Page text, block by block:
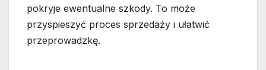
pokryje ewentualne szkody. To może
przyspieszyć proces sprzedaży i ułatwić
przeprowadzkę.